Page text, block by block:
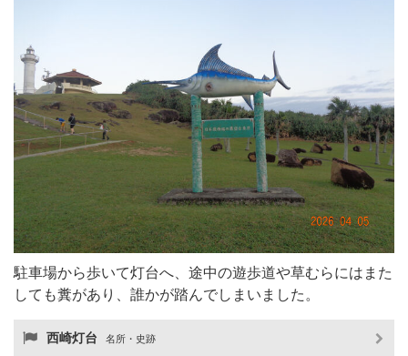
駐車場から歩いて灯台へ、途中の遊歩道や草むらにはまた
しても糞があり、誰かが踏んでしまいました。
西崎灯台 名所・史跡